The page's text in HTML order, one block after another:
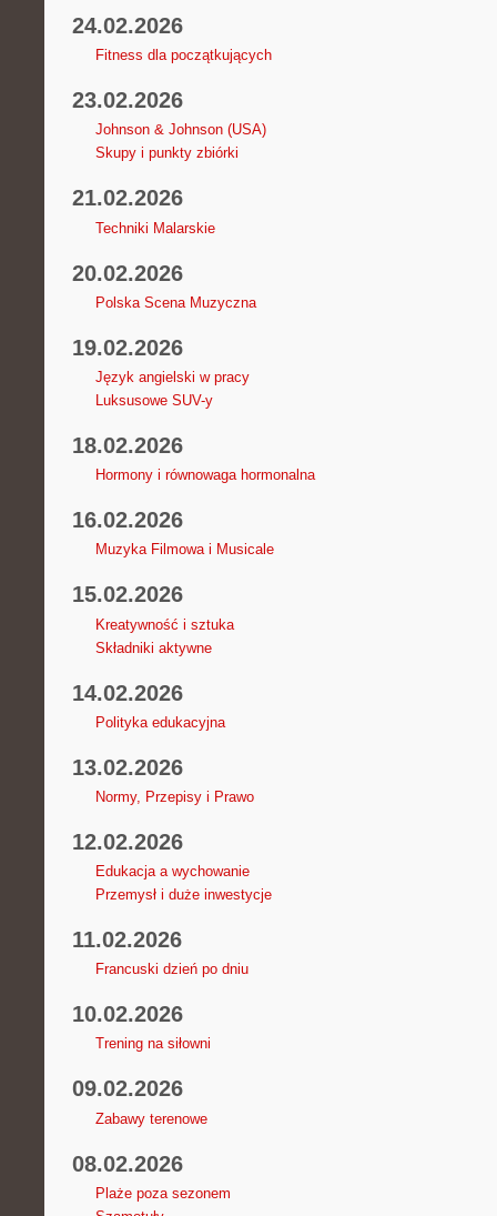
24.02.2026
Fitness dla początkujących
23.02.2026
Johnson & Johnson (USA)
Skupy i punkty zbiórki
21.02.2026
Techniki Malarskie
20.02.2026
Polska Scena Muzyczna
19.02.2026
Język angielski w pracy
Luksusowe SUV-y
18.02.2026
Hormony i równowaga hormonalna
16.02.2026
Muzyka Filmowa i Musicale
15.02.2026
Kreatywność i sztuka
Składniki aktywne
14.02.2026
Polityka edukacyjna
13.02.2026
Normy, Przepisy i Prawo
12.02.2026
Edukacja a wychowanie
Przemysł i duże inwestycje
11.02.2026
Francuski dzień po dniu
10.02.2026
Trening na siłowni
09.02.2026
Zabawy terenowe
08.02.2026
Plaże poza sezonem